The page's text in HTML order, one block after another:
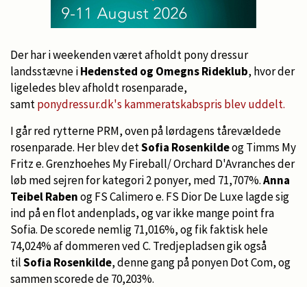
Der har i weekenden været afholdt pony dressur
landsstævne iHedensted og Omegns Rideklub, hvor der
ligeledes blev afholdt rosenparade,
samtponydressur.dk's kammeratskabspris blev uddelt.
I går red rytterne PRM, oven på lørdagens tårevældede
rosenparade. Her blev detSofia Rosenkildeog Timms My
Fritz e. Grenzhoehes My Fireball/ Orchard D'Avranches der
løb med sejren for kategori 2 ponyer, med 71,707%.Anna
Teibel Rabenog FS Calimero e. FS Dior De Luxe lagde sig
ind på en flot andenplads, og var ikke mange point fra
Sofia. De scorede nemlig 71,016%, og fik faktisk hele
74,024% af dommeren ved C. Tredjepladsen gik også
tilSofia Rosenkilde, denne gang på ponyen Dot Com, og
sammen scorede de 70,203%.